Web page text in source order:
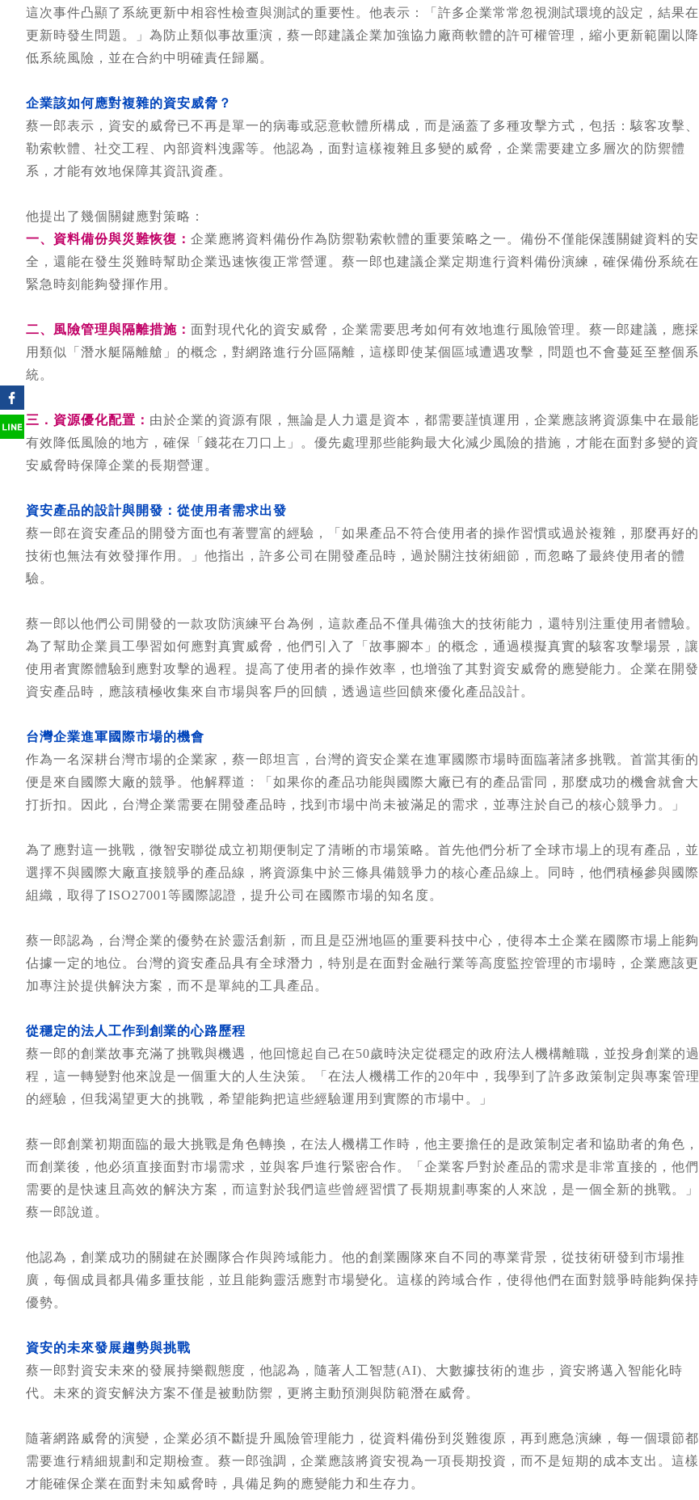
這次事件凸顯了系統更新中相容性檢查與測試的重要性。他表示：「許多企業常常忽視測試環境的設定，結果在
更新時發生問題。」為防止類似事故重演，蔡一郎建議企業加強協力廠商軟體的許可權管理，縮小更新範圍以降
低系統風險，並在合約中明確責任歸屬。
企業該如何應對複雜的資安威脅？
蔡一郎表示，資安的威脅已不再是單一的病毒或惡意軟體所構成，而是涵蓋了多種攻擊方式，包括：駭客攻擊、
勒索軟體、社交工程、內部資料洩露等。他認為，面對這樣複雜且多變的威脅，企業需要建立多層次的防禦體
系，才能有效地保障其資訊資產。
他提出了幾個關鍵應對策略：
一、資料備份與災難恢復： 企業應將資料備份作為防禦勒索軟體的重要策略之一。備份不僅能保護關鍵資料的安
全，還能在發生災難時幫助企業迅速恢復正常營運。蔡一郎也建議企業定期進行資料備份演練，確保備份系統在
緊急時刻能夠發揮作用。
二、風險管理與隔離措施： 面對現代化的資安威脅，企業需要思考如何有效地進行風險管理。蔡一郎建議，應採
用類似「潛水艇隔離艙」的概念，對網路進行分區隔離，這樣即使某個區域遭遇攻擊，問題也不會蔓延至整個系
統。
三．資源優化配置： 由於企業的資源有限，無論是人力還是資本，都需要謹慎運用，企業應該將資源集中在最能
有效降低風險的地方，確保「錢花在刀口上」。優先處理那些能夠最大化減少風險的措施，才能在面對多變的資
安威脅時保障企業的長期營運。
資安產品的設計與開發：從使用者需求出發
蔡一郎在資安產品的開發方面也有著豐富的經驗，「如果產品不符合使用者的操作習慣或過於複雜，那麼再好的
技術也無法有效發揮作用。」他指出，許多公司在開發產品時，過於關注技術細節，而忽略了最終使用者的體
驗。
蔡一郎以他們公司開發的一款攻防演練平台為例，這款產品不僅具備強大的技術能力，還特別注重使用者體驗。
為了幫助企業員工學習如何應對真實威脅，他們引入了「故事腳本」的概念，通過模擬真實的駭客攻擊場景，讓
使用者實際體驗到應對攻擊的過程。提高了使用者的操作效率，也增強了其對資安威脅的應變能力。企業在開發
資安產品時，應該積極收集來自市場與客戶的回饋，透過這些回饋來優化產品設計。
台灣企業進軍國際市場的機會
作為一名深耕台灣市場的企業家，蔡一郎坦言，台灣的資安企業在進軍國際市場時面臨著諸多挑戰。首當其衝的
便是來自國際大廠的競爭。他解釋道：「如果你的產品功能與國際大廠已有的產品雷同，那麼成功的機會就會大
打折扣。因此，台灣企業需要在開發產品時，找到市場中尚未被滿足的需求，並專注於自己的核心競爭力。」
為了應對這一挑戰，微智安聯從成立初期便制定了清晰的市場策略。首先他們分析了全球市場上的現有產品，並
選擇不與國際大廠直接競爭的產品線，將資源集中於三條具備競爭力的核心產品線上。同時，他們積極參與國際
組織，取得了ISO27001等國際認證，提升公司在國際市場的知名度。
蔡一郎認為，台灣企業的優勢在於靈活創新，而且是亞洲地區的重要科技中心，使得本土企業在國際市場上能夠
佔據一定的地位。台灣的資安產品具有全球潛力，特別是在面對金融行業等高度監控管理的市場時，企業應該更
加專注於提供解決方案，而不是單純的工具產品。
從穩定的法人工作到創業的心路歷程
蔡一郎的創業故事充滿了挑戰與機遇，他回憶起自己在50歲時決定從穩定的政府法人機構離職，並投身創業的過
程，這一轉變對他來說是一個重大的人生決策。「在法人機構工作的20年中，我學到了許多政策制定與專案管理
的經驗，但我渴望更大的挑戰，希望能夠把這些經驗運用到實際的市場中。」
蔡一郎創業初期面臨的最大挑戰是角色轉換，在法人機構工作時，他主要擔任的是政策制定者和協助者的角色，
而創業後，他必須直接面對市場需求，並與客戶進行緊密合作。「企業客戶對於產品的需求是非常直接的，他們
需要的是快速且高效的解決方案，而這對於我們這些曾經習慣了長期規劃專案的人來說，是一個全新的挑戰。」
蔡一郎說道。
他認為，創業成功的關鍵在於團隊合作與跨域能力。他的創業團隊來自不同的專業背景，從技術研發到市場推
廣，每個成員都具備多重技能，並且能夠靈活應對市場變化。這樣的跨域合作，使得他們在面對競爭時能夠保持
優勢。
資安的未來發展趨勢與挑戰
蔡一郎對資安未來的發展持樂觀態度，他認為，隨著人工智慧(AI)、大數據技術的進步，資安將邁入智能化時
代。未來的資安解決方案不僅是被動防禦，更將主動預測與防範潛在威脅。
隨著網路威脅的演變，企業必須不斷提升風險管理能力，從資料備份到災難復原，再到應急演練，每一個環節都
需要進行精細規劃和定期檢查。蔡一郎強調，企業應該將資安視為一項長期投資，而不是短期的成本支出。這樣
才能確保企業在面對未知威脅時，具備足夠的應變能力和生存力。